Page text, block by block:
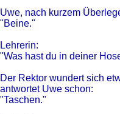
Uwe, nach kurzem
"Beine."
Lehrerin:
"Was hast du in deiner
Der Rektor wundert sich
antwortet Uwe schon:
"Taschen."